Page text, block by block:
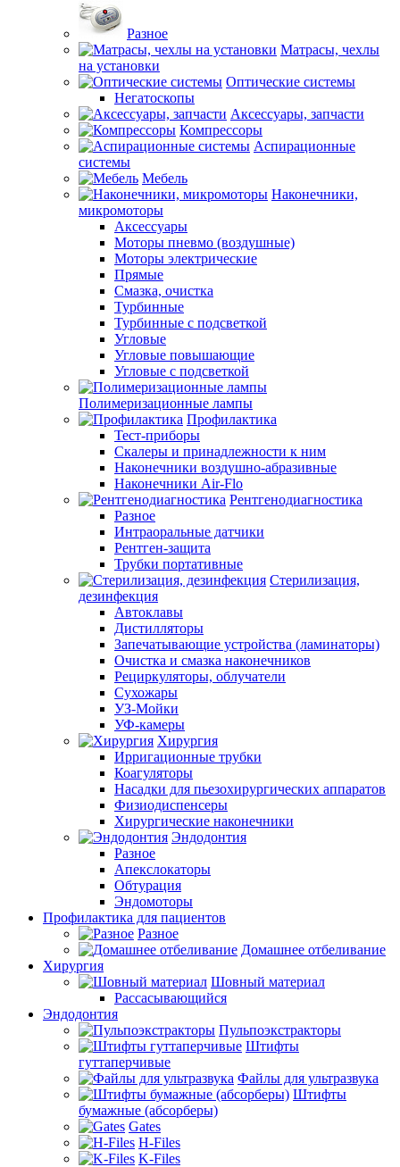
Разное
Матрасы, чехлы
на установки
Оптические системы
Негатоскопы
Аксессуары, запчасти
Компрессоры
Аспирационные
системы
Мебель
Наконечники,
микромоторы
Аксессуары
Моторы пневмо (воздушные)
Моторы электрические
Прямые
Смазка, очистка
Турбинные
Турбинные с подсветкой
Угловые
Угловые повышающие
Угловые с подсветкой
Полимеризационные лампы
Профилактика
Тест-приборы
Скалеры и принадлежности к ним
Наконечники воздушно-абразивные
Наконечники Air-Flo
Рентгенодиагностика
Разное
Интраоральные датчики
Рентген-защита
Трубки портативные
Стерилизация,
дезинфекция
Автоклавы
Дистилляторы
Запечатывающие устройства (ламинаторы)
Очистка и смазка наконечников
Рециркуляторы, облучатели
Сухожары
УЗ-Мойки
УФ-камеры
Хирургия
Ирригационные трубки
Коагуляторы
Насадки для пьезохирургических аппаратов
Физиодиспенсеры
Хирургические наконечники
Эндодонтия
Разное
Апекслокаторы
Обтурация
Эндомоторы
Профилактика для пациентов
Разное
Домашнее отбеливание
Хирургия
Шовный материал
Рассасывающийся
Эндодонтия
Пульпоэкстракторы
Штифты
гуттаперчивые
Файлы для ультразвука
Штифты
бумажные (абсорберы)
Gates
H-Files
K-Files